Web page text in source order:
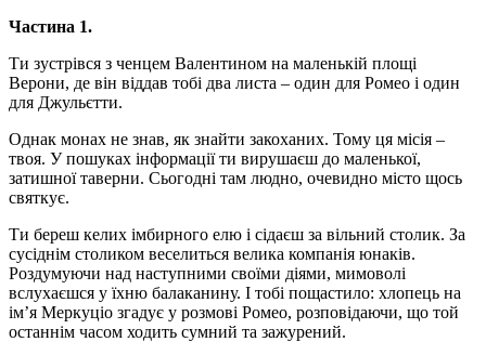
Частина 1.
Ти зустрівся з ченцем Валентином на маленькій площі
Верони, де він віддав тобі два листа – один для Ромео і один
для Джульєтти.
Однак монах не знав, як знайти закоханих. Тому ця місія –
твоя. У пошуках інформації ти вирушаєш до маленької,
затишної таверни. Сьогодні там людно, очевидно місто щось
святкує.
Ти береш келих імбирного елю і сідаєш за вільний столик. За
сусіднім столиком веселиться велика компанія юнаків.
Роздумуючи над наступними своїми діями, мимоволі
вслухаєшся у їхню балаканину. І тобі пощастило: хлопець на
ім’я Меркуціо згадує у розмові Ромео, розповідаючи, що той
останнім часом ходить сумний та зажурений.